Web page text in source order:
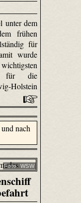
unter dem
frühen
für
wurde
für die
Holstein
Foto: WSW